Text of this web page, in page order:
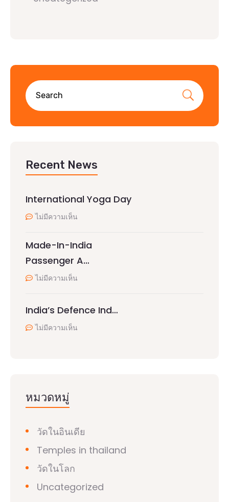
Recent News
International Yoga Day
ไม่มีความเห็น
Made-In-India
Passenger A…
ไม่มีความเห็น
India’s Defence Ind…
ไม่มีความเห็น
หมวดหมู่
วัดในอินเดีย
Temples in thailand
วัดในโลก
Uncategorized